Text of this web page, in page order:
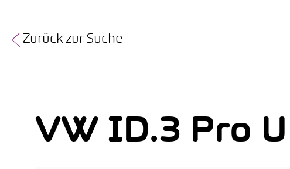
Zurück zur Suche
VW ID.3 Pro